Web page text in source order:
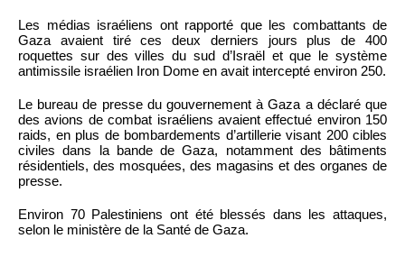
Les médias israéliens ont rapporté que les combattants de
Gaza avaient tiré ces deux derniers jours plus de 400
roquettes sur des villes du sud d’Israël et que le système
antimissile israélien Iron Dome en avait intercepté environ 250.
Le bureau de presse du gouvernement à Gaza a déclaré que
des avions de combat israéliens avaient effectué environ 150
raids, en plus de bombardements d’artillerie visant 200 cibles
civiles dans la bande de Gaza, notamment des bâtiments
résidentiels, des mosquées, des magasins et des organes de
presse.
Environ 70 Palestiniens ont été blessés dans les attaques,
selon le ministère de la Santé de Gaza.